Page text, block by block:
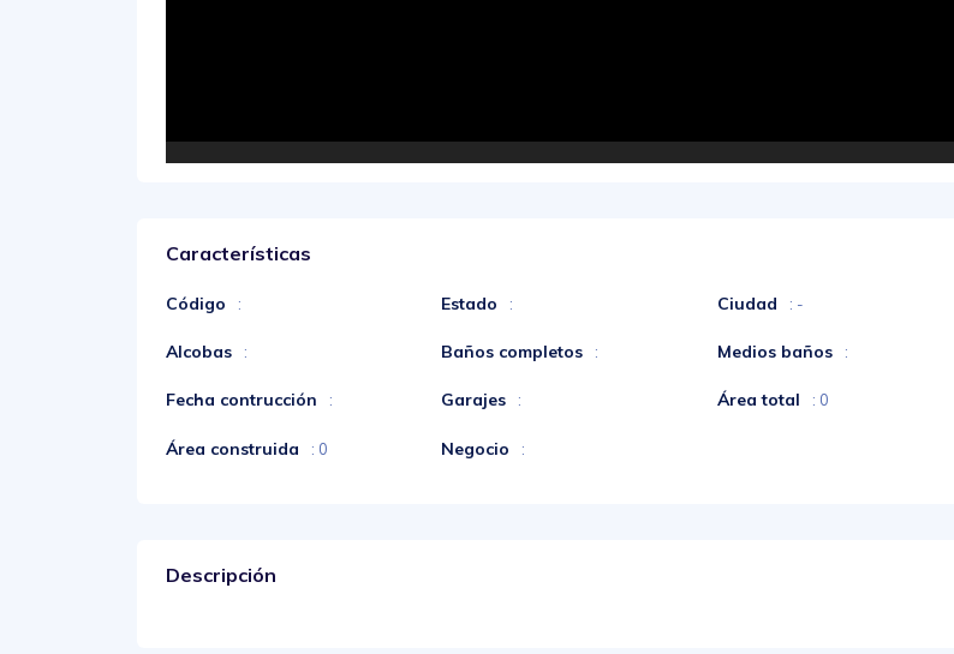
Características
Código : Estado : Ciudad : -
Alcobas : Baños completos : Medios baños :
Fecha contrucción : Garajes : Área total : 0
Área construida : 0 Negocio :
Descripción